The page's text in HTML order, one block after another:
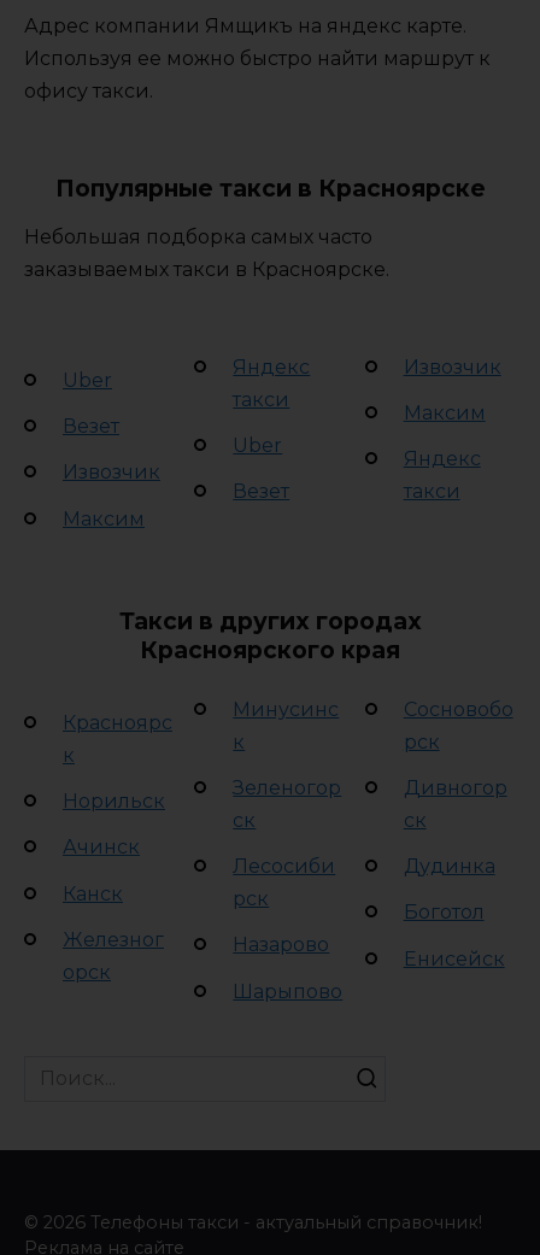
Адрес компании Ямщикъ на яндекс карте.
Используя ее можно быстро найти маршрут к
офису такси.
Популярные такси в Красноярске
Небольшая подборка самых часто
заказываемых такси в Красноярске.
Uber
Везет
Извозчик
Максим
Яндекс
такси
Uber
Везет
Извозчик
Максим
Яндекс
такси
Такси в других городах
Красноярского края
Красноярс
к
Норильск
Ачинск
Канск
Железног
орск
Минусинс
к
Зеленогор
ск
Лесосиби
рск
Назарово
Шарыпово
Сосновобо
рск
Дивногор
ск
Дудинка
Боготол
Енисейск
Search
© 2026 Телефоны такси - актуальный справочник!
Реклама на сайте